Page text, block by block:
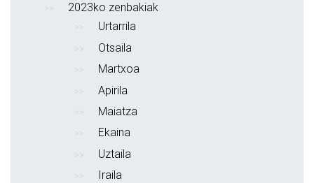
2023ko zenbakiak
Urtarrila
Otsaila
Martxoa
Apirila
Maiatza
Ekaina
Uztaila
Iraila